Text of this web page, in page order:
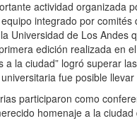
actividad organizada
integrado por
Universidad de Los Andes
edición realizada en
a la ciudad” logró superar
fue posible
participaron como
homenaje a la